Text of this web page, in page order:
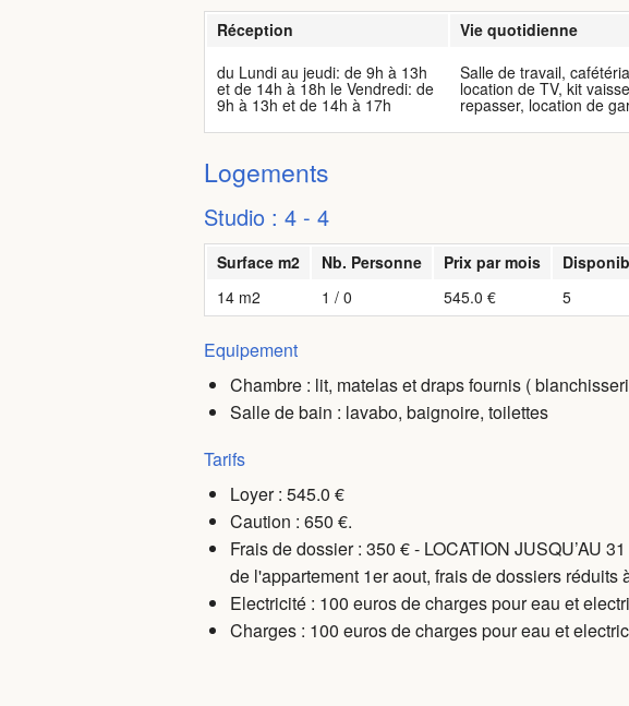
Réception Vie quotidienne
du Lundi au jeudi: de 9h à 13h
et de 14h à 18h le Vendredi: de
9h à 13h et de 14h à 17h
Salle de travail,
location de TV, kit
repasser, location de
Logements
Studio : 4 - 4
Surface m2 Nb. Personne Prix par mois
14 m2
1 / 0 545.0 € 5
Equipement
Chambre : lit, matelas et draps fournis (
Salle de bain : lavabo, baignoire, toilettes
Tarifs
Loyer : 545.0 €
Caution : 650 €.
Frais de dossier : 350 € - LOCATION JUSQU’AU
de l'appartement 1er aout, frais de dossiers
Electricité : 100 euros de charges pour eau et
Charges : 100 euros de charges pour eau et